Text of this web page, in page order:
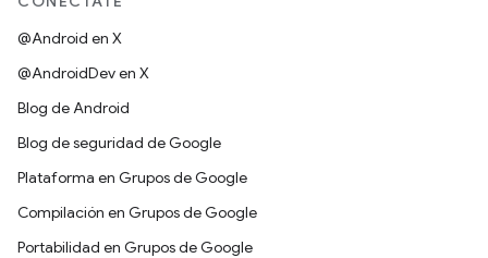
@Android en X
@AndroidDev en X
Blog de Android
Blog de seguridad de Google
Plataforma en Grupos de Google
Compilación en Grupos de Google
Portabilidad en Grupos de Google